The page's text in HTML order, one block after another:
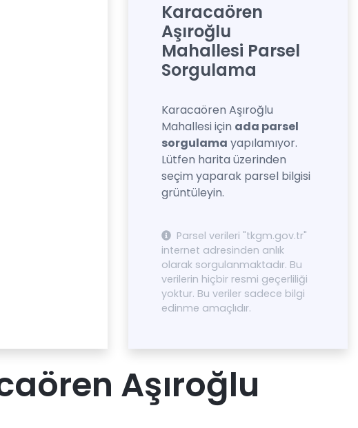
Karacaören
Aşıroğlu
Mahallesi Parsel
Sorgulama
Karacaören Aşıroğlu
Mahallesi için ada parsel
sorgulama yapılamıyor.
Lütfen harita üzerinden
seçim yaparak parsel bilgisi
grüntüleyin.
Parsel verileri "tkgm.gov.tr"
internet adresinden anlık
olarak sorgulanmaktadır. Bu
verilerin hiçbir resmi geçerliliği
yoktur. Bu veriler sadece bilgi
edinme amaçlıdır.
Aşıroğlu